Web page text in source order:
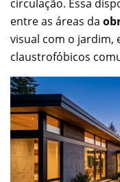
circulação. Essa
entre as áreas da
visual com o jardim,
claustrofóbicos